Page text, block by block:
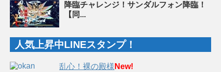
降臨チャレンジ！サンダルフォン降臨！
【同...
人気上昇中LINEスタンプ！
乱心！裸の殿様 New!